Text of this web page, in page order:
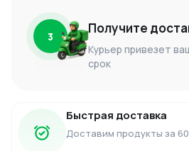
3 Получите
Курьер привезет
срок
Быстрая доставка
Доставим продукты за